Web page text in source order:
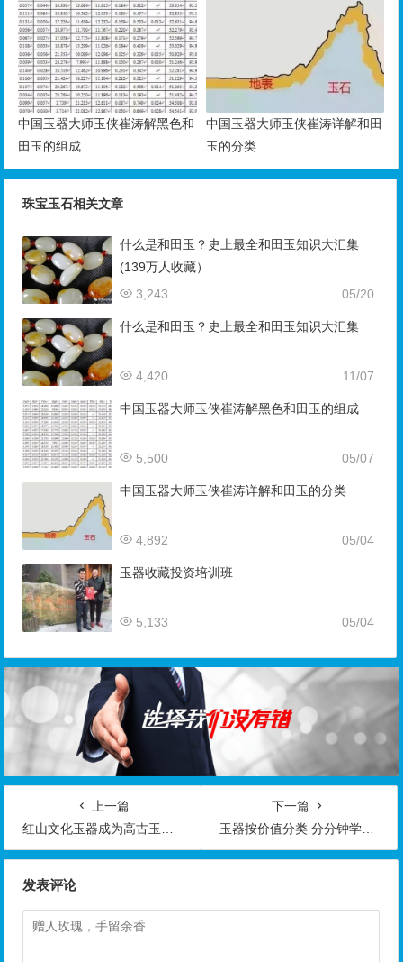
中国玉器大师玉侠崔涛解黑色和
田玉的组成
中国玉器大师玉侠崔涛详解和田
玉的分类
珠宝玉石相关文章
什么是和田玉？史上最全和田玉知识大汇集
(139万人收藏）
05/20
3,243
什么是和田玉？史上最全和田玉知识大汇集
11/07
4,420
中国玉器大师玉侠崔涛解黑色和田玉的组成
05/07
5,500
中国玉器大师玉侠崔涛详解和田玉的分类
05/04
4,892
玉器收藏投资培训班
05/04
5,133
上一篇
红山文化玉器成为高古玉收藏一品黑马
下一篇
玉器按价值分类 分分钟学会的技巧
发表评论